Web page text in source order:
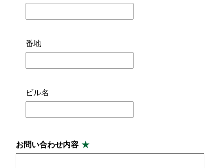
番地
ビル名
お問い合わせ内容